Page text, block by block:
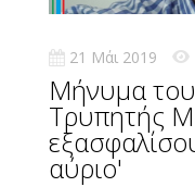
21 Μάι 2019
Μήνυμα
Τρυπητής
αύριο'